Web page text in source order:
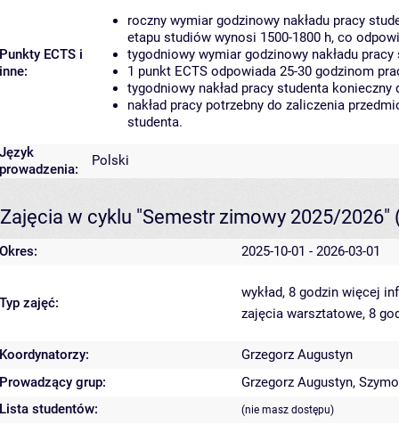
Punkty ECTS i
inne:
roczny wymiar godzinowy nakładu pracy
etapu studiów wynosi 1500-1800 h, co
tygodniowy wymiar godzinowy nakładu
1 punkt ECTS odpowiada 25-30 godzinom
tygodniowy nakład pracy studenta
nakład pracy potrzebny do zaliczenia
studenta.
Język
prowadzenia:
Polski
Zajęcia w cyklu "Semestr zimowy 2025/2026"
Okres: 2025-10-01 - 2026-03-01
Typ zajęć:
wykład, 8 godzin więcej
zajęcia warsztatowe, 8
Koordynatorzy:
Grzegorz Augustyn
Prowadzący grup:
Grzegorz Augustyn,
Lista studentów:
(nie masz dostępu)